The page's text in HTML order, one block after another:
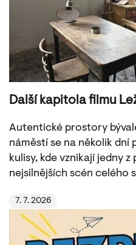
Další kapitola filmu
Autentické prostory
náměstí se na několik dní
kulisy, kde vznikají jedny
nejsilnějších scén celého
7. 7. 2026